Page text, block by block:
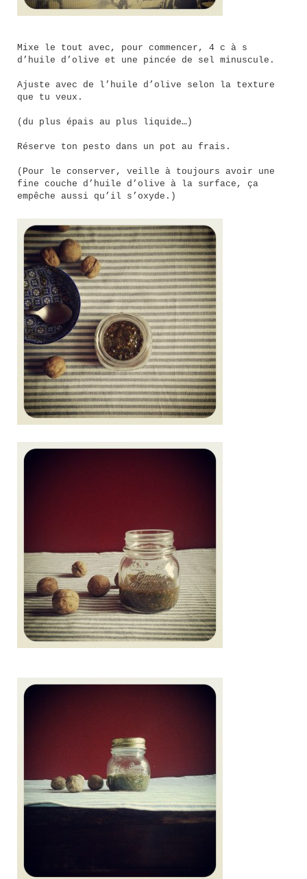
Mixe le tout avec, pour commencer, 4 c à s
d’huile d’olive et une pincée de sel minuscule.
Ajuste avec de l’huile d’olive selon la texture
que tu veux.
(du plus épais au plus liquide…)
Réserve ton pesto dans un pot au frais.
(Pour le conserver, veille à toujours avoir une
fine couche d’huile d’olive à la surface, ça
empêche aussi qu’il s’oxyde.)